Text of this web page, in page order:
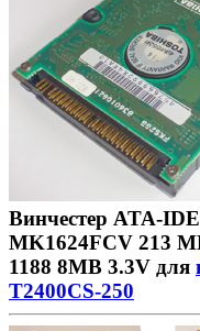
Винчестер ATA-
MK1624FCV 213
1188 8MB 3.3V для
T2400CS-250